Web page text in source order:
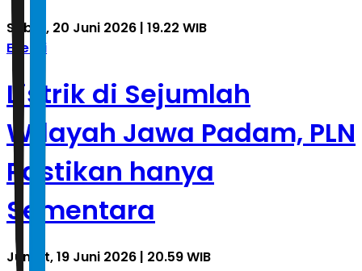
Sabtu, 20 Juni 2026 | 19.22 WIB
Energi
Listrik di Sejumlah
Wilayah Jawa Padam, PLN
Pastikan hanya
Sementara
Jumat, 19 Juni 2026 | 20.59 WIB